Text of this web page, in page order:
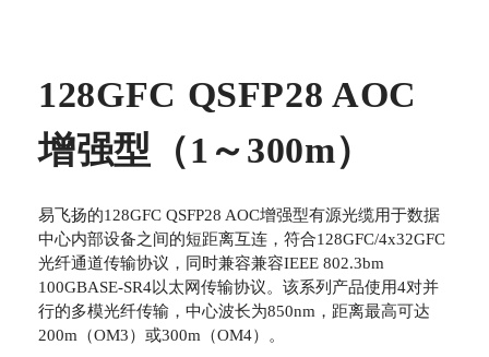
128GFC QSFP28 AOC
增强型（1～300m）
易飞扬的128GFC QSFP28 AOC增强型有源光缆用于数据
中心内部设备之间的短距离互连，符合128GFC/4x32GFC
光纤通道传输协议，同时兼容兼容IEEE 802.3bm
100GBASE-SR4以太网传输协议。该系列产品使用4对并
行的多模光纤传输，中心波长为850nm，距离最高可达
200m（OM3）或300m（OM4）。